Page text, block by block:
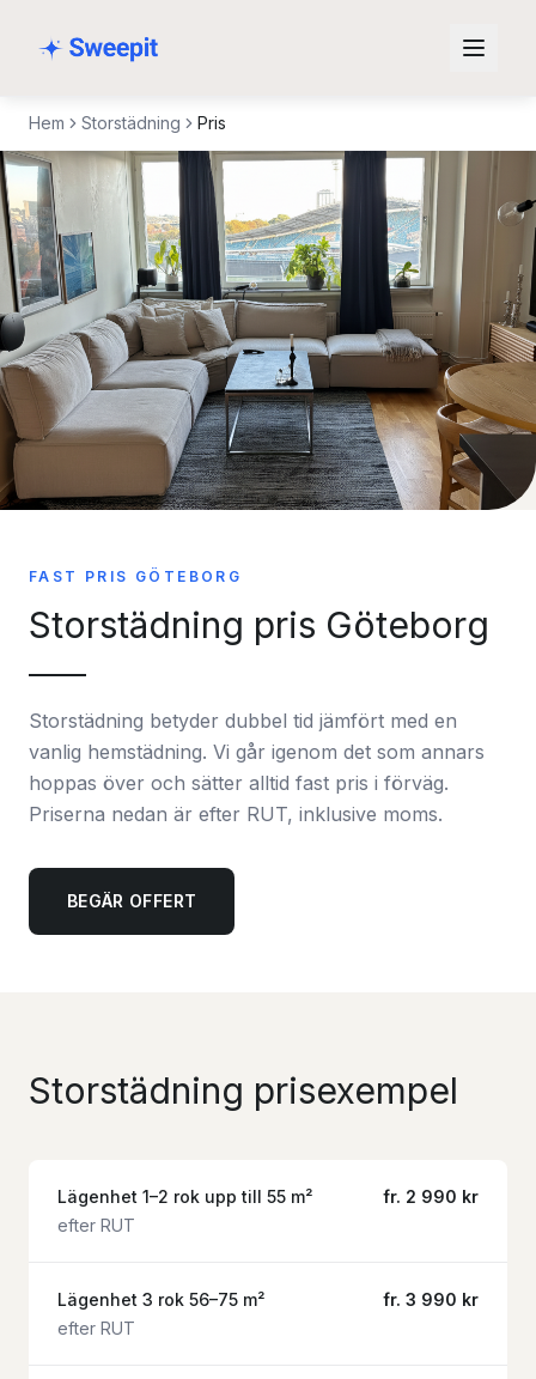
Hem Storstädning Pris
FAST PRIS GÖTEBORG
Storstädning pris Göteborg
Storstädning betyder dubbel tid jämfört med en
vanlig hemstädning. Vi går igenom det som annars
hoppas över och sätter alltid fast pris i förväg.
Priserna nedan är efter RUT, inklusive moms.
BEGÄR OFFERT
Storstädning prisexempel
Lägenhet 1–2 rok upp till 55 m²
efter RUT
fr. 2 990 kr
Lägenhet 3 rok 56–75 m²
efter RUT
fr. 3 990 kr